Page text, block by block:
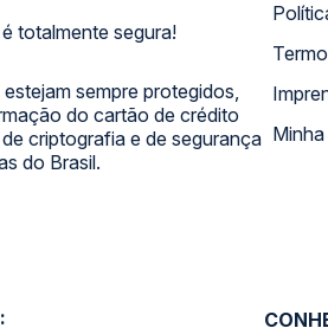
totalmente segura!
sempre protegidos,
do cartão de crédito
criptografia e de segurança
do Brasil.